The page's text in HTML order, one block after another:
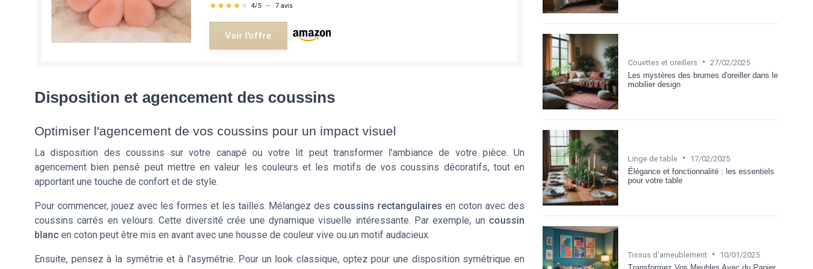
★★★★★
★★★★★ 4/5 — 7 avis
Voir l'offre
Disposition et agencement des coussins
Optimiser l'agencement de vos coussins pour un impact visuel
La disposition des coussins sur votre canapé ou votre lit peut transformer l'ambiance de votre pièce. Un
agencement bien pensé peut mettre en valeur les couleurs et les motifs de vos coussins décoratifs, tout en
apportant une touche de confort et de style.
Pour commencer, jouez avec les formes et les tailles. Mélangez des coussins rectangulaires encoton avec des
coussins carrés envelours. Cette diversité crée une dynamique visuelle intéressante. Par exemple, un coussin
blanc en coton peut être mis en avant avec une housse de couleur vive ou un motif audacieux.
Ensuite, pensez à la symétrie et à l'asymétrie. Pour un look classique, optez pour une disposition symétrique en
Couettes et oreillers • 27/02/2025
Les mystères des brumes d'oreiller dans le
mobilier design
Linge de table •
17/02/2025
Élégance et fonctionnalité : les essentiels
pour votre table
Tissus d'ameublement •
10/01/2025